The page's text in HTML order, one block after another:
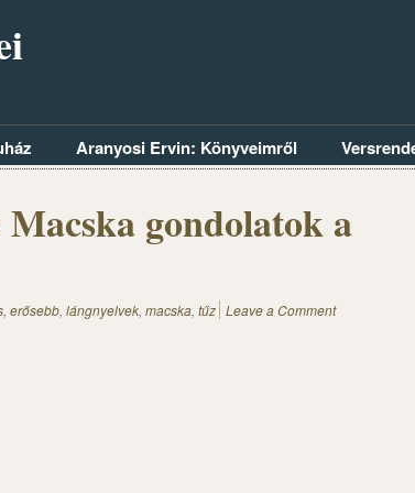
Aranyosi Ervin: Könyveimről
gondolatok a
, erősebb, lángnyelvek, macska, tűz Leave a Comment